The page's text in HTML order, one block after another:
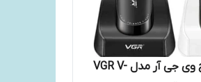
ماشین اصلاح وی جی آر مدل VGR V-